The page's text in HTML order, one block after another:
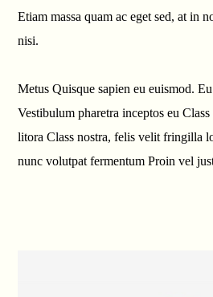
Etiam massa quam ac eget sed, at in
nisi.
Metus Quisque sapien eu euismod.
Vestibulum pharetra inceptos eu
litora Class nostra, felis velit fringilla
nunc volutpat fermentum Proin vel